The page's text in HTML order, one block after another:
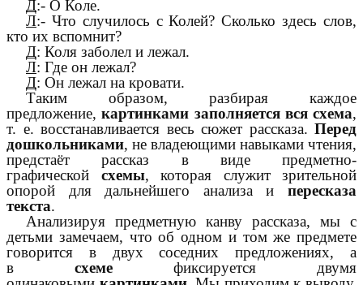
Д:- О Коле.
Л:- Что случилось с Колей? Сколько здесь слов,
кто их вспомнит?
Д: Коля заболел и лежал.
Л: Где он лежал?
Д: Он лежал на кровати.
Таким образом, разбирая каждое
предложение,картинками заполняется вся схема,
т. е. восстанавливается весь сюжет рассказа. Перед
дошкольниками, не владеющими навыками чтения,
предстаёт рассказ в виде предметно-
графической схемы, которая служит зрительной
опорой для дальнейшего анализа и пересказа
текста.
Анализируя предметную канву рассказа, мы с
детьми замечаем, что об одном и том же предмете
говорится в двух соседних предложениях, а
в схеме фиксируется двумя